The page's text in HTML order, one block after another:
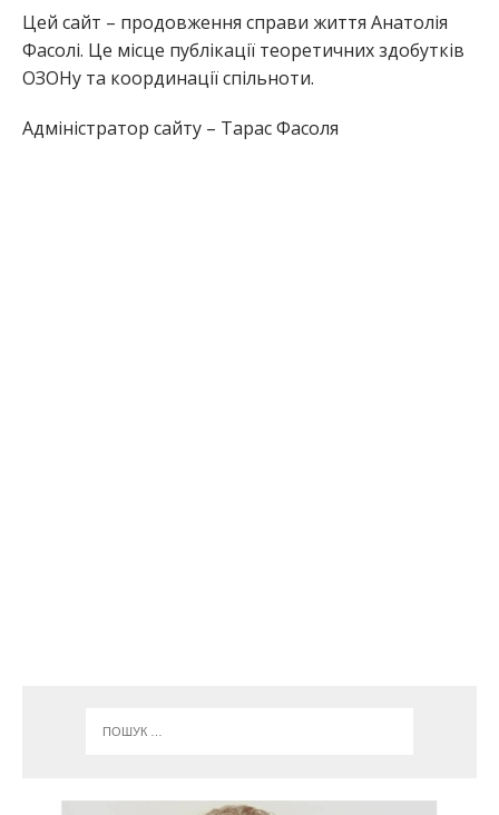
Цей сайт – продовження справи життя Анатолія
Фасолі. Це місце публікації теоретичних здобутків
ОЗОНу та координації спільноти.
Адміністратор сайту – Тарас Фасоля